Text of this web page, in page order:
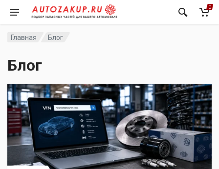
0
Главная Блог
Блог